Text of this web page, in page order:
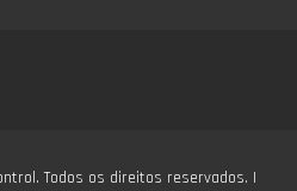
Todos os direitos reservados. |